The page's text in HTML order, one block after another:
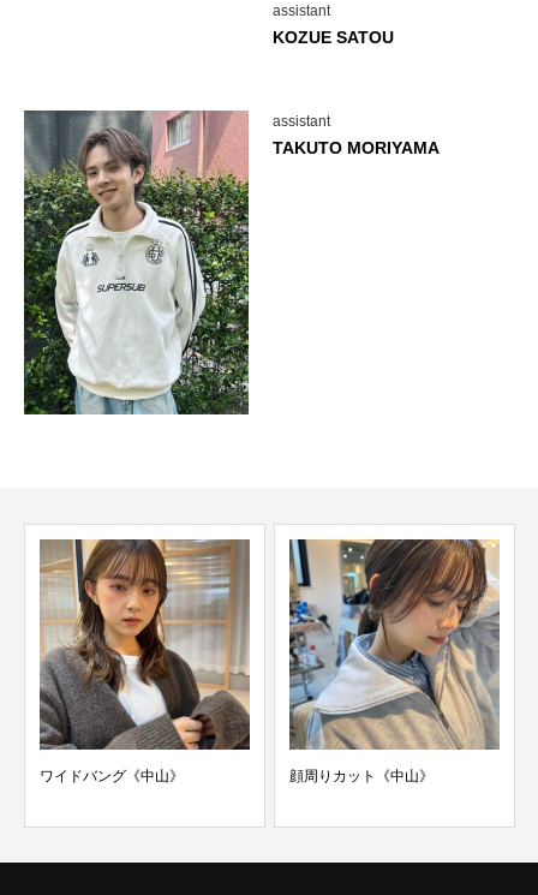
assistant
KOZUE SATOU
assistant
TAKUTO MORIYAMA
ワイドバング《中山》 顔周りカット《中山》